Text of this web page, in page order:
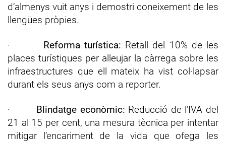
d’almenys vuit anys i demostri coneixement de les
llengües pròpies.
· Reforma turística: Retall del 10% de les
places turístiques per alleujar la càrrega sobre les
infraestructures que ell mateix ha vist col·lapsar
durant els seus anys com a reporter.
· Blindatge econòmic: Reducció de l’IVA del
21 al 15 per cent, una mesura tècnica per intentar
mitigar l’encariment de la vida que ofega les